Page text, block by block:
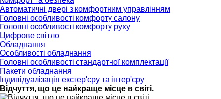
Автоматичні двері з комфортним управлінням
Головні особливості комфорту салону
Головні особливості комфорту руху
Цифрове світло
Обладнання
Особливості обладнання
Головні особливості стандартної комплектації
Пакети обладнання
Індивідуалізація екстер'єру та інтер'єру
Відчуття, що це найкраще місце в світі.